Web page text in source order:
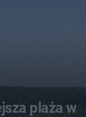
plaża w